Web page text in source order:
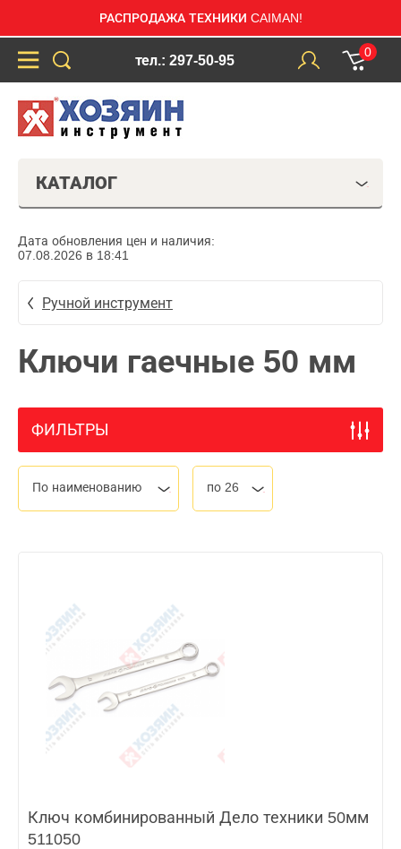
РАСПРОДАЖА ТЕХНИКИ CAIMAN!
тел.: 297-50-95
0
КАТАЛОГ
Дата обновления цен и наличия:
07.08.2026 в 18:41
Ручной инструмент
Ключи гаечные 50 мм
ФИЛЬТРЫ
По наименованию по 26
Ключ комбинированный Дело техники 50мм
511050